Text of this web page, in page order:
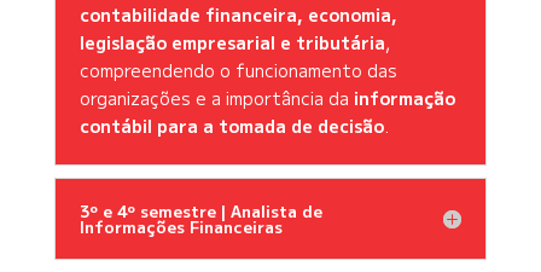
contabilidade financeira, economia,
legislação empresarial e tributária,
compreendendo o funcionamento das
organizações e a importância da informação
contábil para a tomada de decisão.
3º e 4º semestre | Analista de
Informações Financeiras